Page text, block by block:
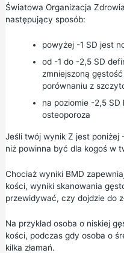
Światowa Organizacja
następujący sposób:
powyżej -1 SD jest
od -1 do -2,5 SD
zmniejszoną
porównaniu z
na poziomie -2,5
osteoporoza
Jeśli twój wynik Z jest poniżej
niż powinna być dla kogoś w
Chociaż wyniki BMD
kości, wyniki skanowania
przewidywać, czy dojdzie do
Na przykład osoba o niskiej
kości, podczas gdy osoba o
kilka złamań.